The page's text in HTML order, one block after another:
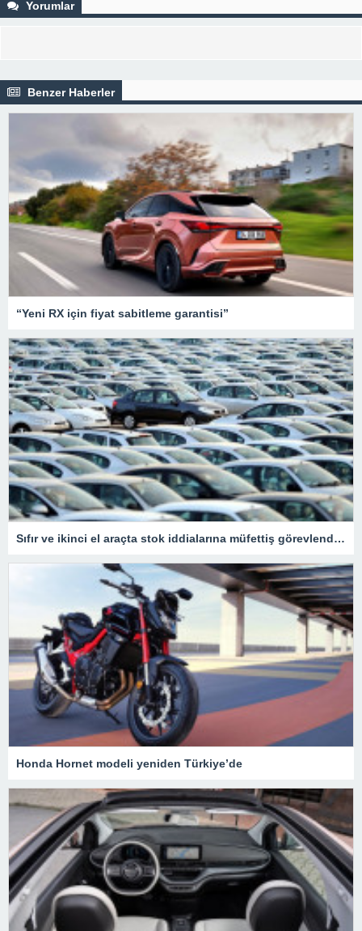
Yorumlar
Benzer Haberler
“Yeni RX için fiyat sabitleme garantisi”
Sıfır ve ikinci el araçta stok iddialarına müfettiş görevlendirildi
Honda Hornet modeli yeniden Türkiye’de